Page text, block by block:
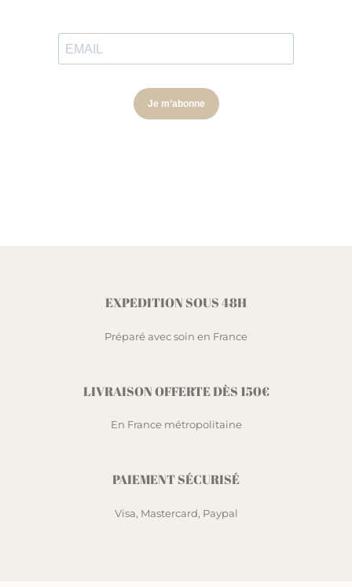
EXPEDITION SOUS 48H
Préparé avec soin en France
LIVRAISON OFFERTE DÈS 150€
En France métropolitaine
PAIEMENT SÉCURISÉ
Visa, Mastercard, Paypal